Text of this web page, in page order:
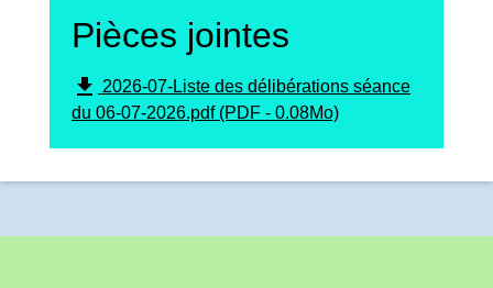
Pièces jointes
file_download 2026-07-Liste des délibérations séance
du 06-07-2026.pdf (PDF - 0.08Mo)